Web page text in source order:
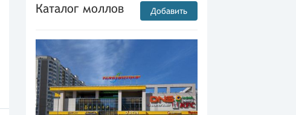
Каталог моллов Добавить